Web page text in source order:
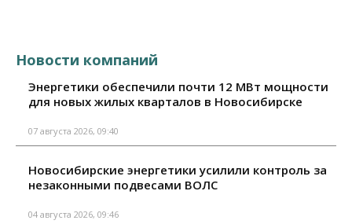
Новости компаний
Энергетики обеспечили почти 12 МВт мощности
для новых жилых кварталов в Новосибирске
07 августа 2026, 09:40
Новосибирские энергетики усилили контроль за
незаконными подвесами ВОЛС
04 августа 2026, 09:46